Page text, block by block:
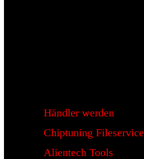
Händler werden
Chiptuning Fileservice
Alientech Tools